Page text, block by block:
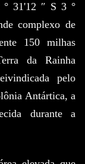
° 31'12 ″ S 3 °
complexo de
150 milhas
da Rainha
pelo
Antártica, a
durante a